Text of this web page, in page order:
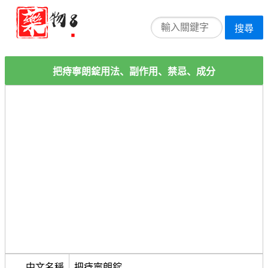
搜尋
把痔寧朗錠用法、副作用、禁忌、成分